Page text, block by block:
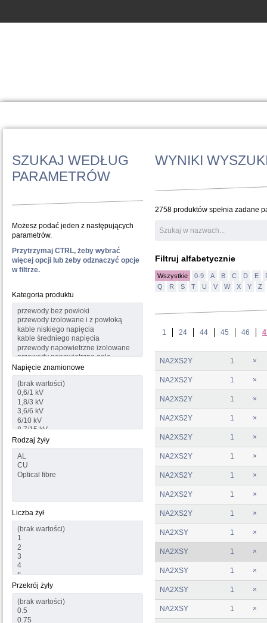
SZUKAJ WEDŁUG
PARAMETRÓW
Możesz podać jeden z następujących
parametrów.
Przytrzymaj CTRL, żeby wybrać
więcej opcji lub żeby odznaczyć opcje
w filtrze.
Kategoria produktu
Napięcie znamionowe
Rodzaj żyły
Liczba żył
Przekrój żyły
WYNIKI
2758 produktów spełnia zadane
Filtruj alfabetycznie
Wszystkie 0-9 A B C D E
Q
R S T U V W X Y Z
1 24 44 45 46
NA2XS2Y 1 ×
NA2XS2Y 1 ×
NA2XS2Y 1 ×
NA2XS2Y 1 ×
NA2XS2Y 1 ×
NA2XS2Y 1 ×
NA2XS2Y 1 ×
NA2XS2Y 1 ×
NA2XS2Y 1 ×
NA2XSY 1 ×
NA2XSY 1 ×
NA2XSY 1 ×
NA2XSY 1 ×
NA2XSY 1 ×